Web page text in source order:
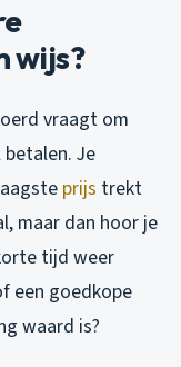
wijs?
vraagt om
Je
prijs trekt
maar dan hoor je
tijd weer
een goedkope
waard is?